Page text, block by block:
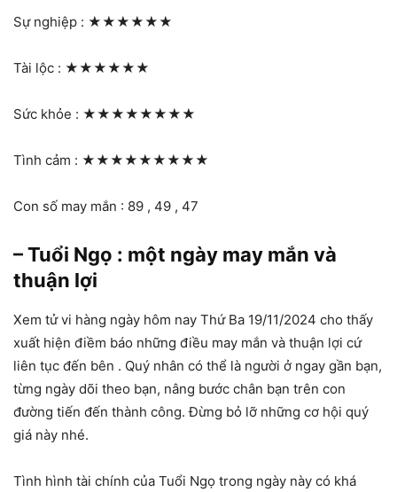
Sự nghiệp : ★★★★★★
Tài lộc : ★★★★★★
Sức khỏe : ★★★★★★★★
Tình cảm : ★★★★★★★★★
Con số may mắn : 89 , 49 , 47
– Tuổi Ngọ : một ngày may mắn và
thuận lợi
Xem tử vi hàng ngày hôm nay Thứ Ba 19/11/2024 cho thấy
xuất hiện điềm báo những điều may mắn và thuận lợi cứ
liên tục đến bên . Quý nhân có thể là người ở ngay gần bạn,
từng ngày dõi theo bạn, nâng bước chân bạn trên con
đường tiến đến thành công. Đừng bỏ lỡ những cơ hội quý
giá này nhé.
Tình hình tài chính của Tuổi Ngọ trong ngày này có khá